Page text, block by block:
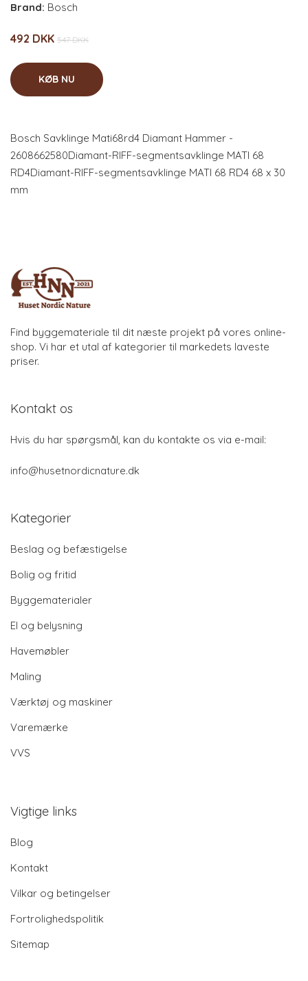
Brand: Bosch
492 DKK 547 DKK
KØB NU
Bosch Savklinge Mati68rd4 Diamant Hammer -
2608662580Diamant-RIFF-segmentsavklinge MATI 68
RD4Diamant-RIFF-segmentsavklinge MATI 68 RD4 68 x 30
mm
Find byggemateriale til dit næste projekt på vores online-
shop. Vi har et utal af kategorier til markedets laveste
priser.
Kontakt os
Hvis du har spørgsmål, kan du kontakte os via e-mail:
info@husetnordicnature.dk
Kategorier
Beslag og befæstigelse
Bolig og fritid
Byggematerialer
El og belysning
Havemøbler
Maling
Værktøj og maskiner
Varemærke
VVS
Vigtige links
Blog
Kontakt
Vilkar og betingelser
Fortrolighedspolitik
Sitemap